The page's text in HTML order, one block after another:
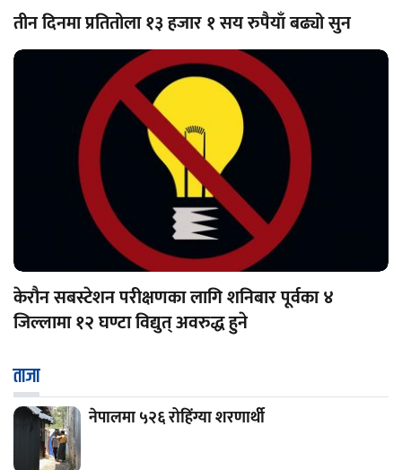
तीन दिनमा प्रतितोला १३ हजार १ सय रुपैयाँ बढ्यो सुन
केरौन सबस्टेशन परीक्षणका लागि शनिबार पूर्वका ४
जिल्लामा १२ घण्टा विद्युत् अवरुद्ध हुने
ताजा
नेपालमा ५२६ रोहिंग्या शरणार्थी